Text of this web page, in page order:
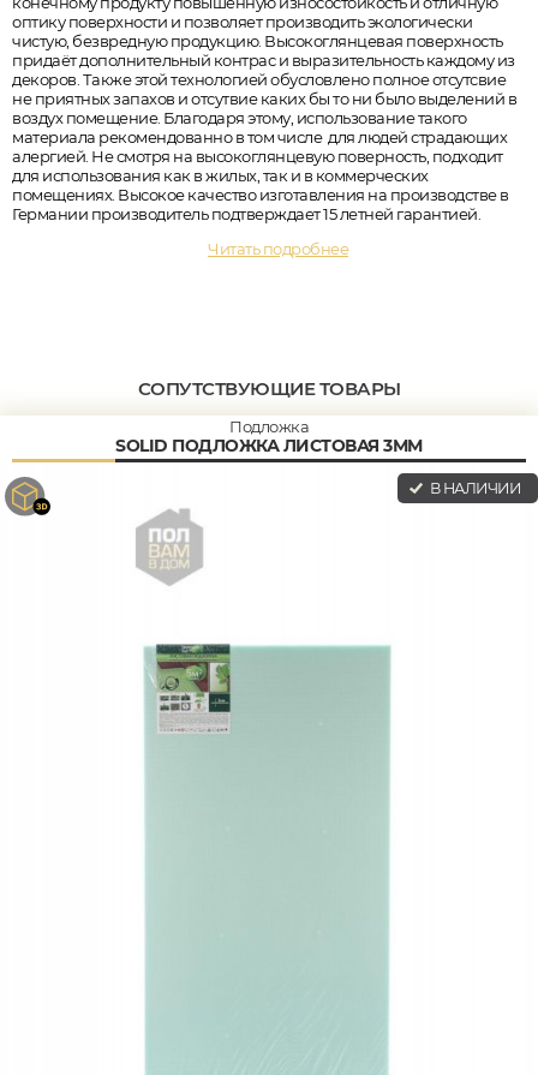
оптику поверхности и позволяет производить экологически
чистую, безвредную продукцию. Высокоглянцевая поверхность
придаёт дополнительный контрас и выразительность каждому из
декоров. Также этой технологией обусловлено полное отсутсвие
не приятных запахов и отсутвие каких бы то ни было выделений в
воздух помещение. Благодаря этому, использование такого
материала рекомендованно в том числе для людей страдающих
алергией. Не смотря на высокоглянцевую поверность, подходит
для использования как в жилых, так и в коммерческих
помещениях. Высокое качество изготавления на производстве в
Германии производитель подтверждает 15 летней гарантией.
Читать подробнее
СОПУТСТВУЮЩИЕ ТОВАРЫ
Подложка
SOLID ПОДЛОЖКА ЛИСТОВАЯ 3ММ
В НАЛИЧИИ